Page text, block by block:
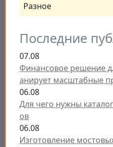
Разное
Последние
07.08
Финансовое решение
анирует масштабные
06.08
Для чего нужны
ов
06.08
Изготовление